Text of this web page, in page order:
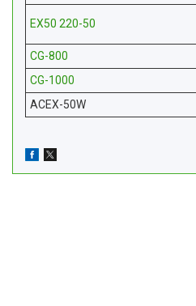
EХ50 220-50
CG-800
CG-1000
ACEX-50W